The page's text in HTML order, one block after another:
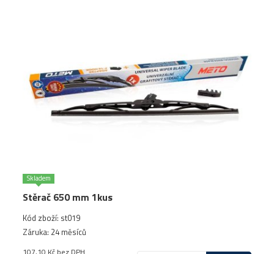
Skladem
Stěrač 650 mm 1kus
Kód zboží: st019
Záruka: 24 měsíců